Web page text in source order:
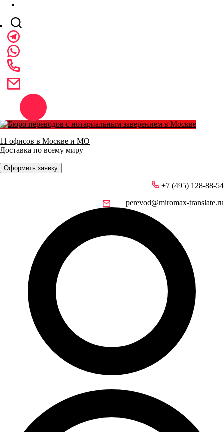
11 офисов в Москве и МО
Доставка по всему миру
Оформить заявку
+7 (495) 128-88-54
perevod@miromax-translate.ru